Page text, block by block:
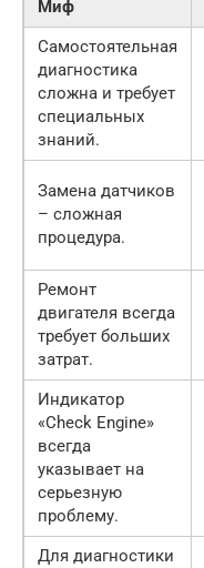
Миф
Самостоятельная
диагностика
сложна и требует
специальных
знаний.
Замена датчиков
– сложная
процедура.
Ремонт
двигателя всегда
требует больших
затрат.
Индикатор
«Check Engine»
всегда
указывает на
серьезную
проблему.
Для диагностики